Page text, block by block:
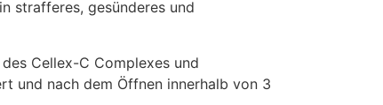
strafferes, gesünderes und
Cellex-C Complexes und
und nach dem Öffnen innerhalb von 3